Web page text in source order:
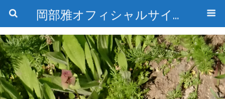
岡部雅オフィシャルサイト〜石の魅惑と数字のトリコ〜